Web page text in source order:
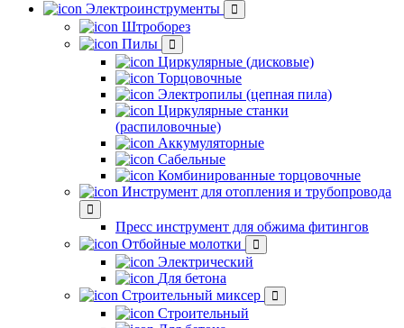
Электроинструменты
Штроборез
Пилы
Циркулярные (дисковые)
Торцовочные
Электропилы (цепная пила)
Циркулярные станки
(распиловочные)
Аккумуляторные
Сабельные
Комбинированные торцовочные
Инструмент для отопления и трубопровода
Пресс инструмент для обжима фитингов
Отбойные молотки
Электрический
Для бетона
Строительный миксер
Строительный